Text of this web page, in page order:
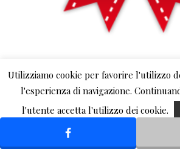
Utilizziamo cookie per favorire l'utilizzo
l'esperienza di navigazione.
l'utente accetta l'utilizzo dei cookie.